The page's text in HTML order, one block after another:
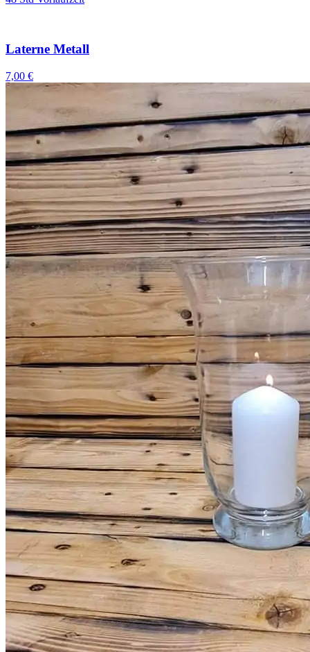
Laterne Metall
7,00 €